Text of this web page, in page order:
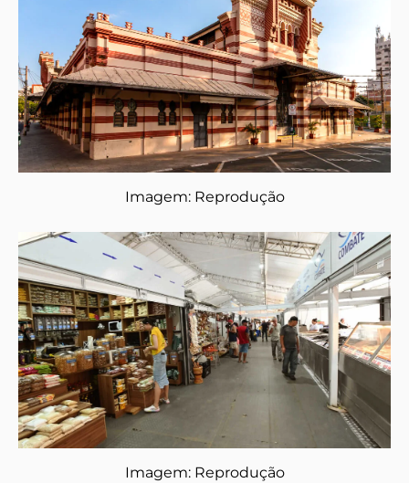
Imagem: Reprodução
Imagem: Reprodução